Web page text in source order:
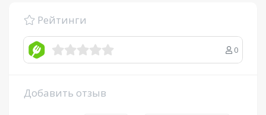
Рейтинги
0
Добавить отзыв